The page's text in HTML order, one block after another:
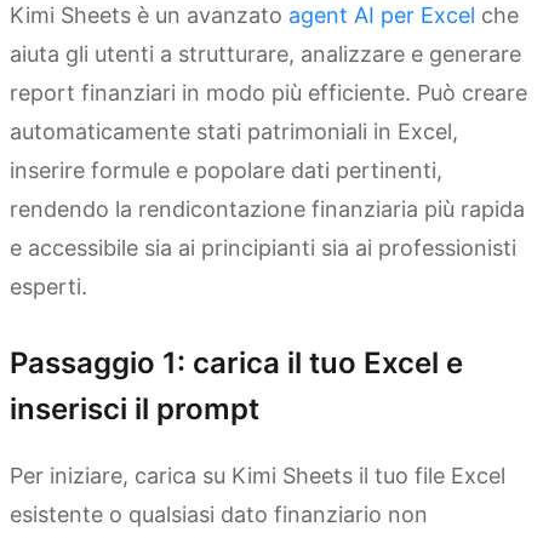
Kimi Sheets è un avanzato agent AI per Excel che
aiuta gli utenti a strutturare, analizzare e generare
report finanziari in modo più efficiente. Può creare
automaticamente stati patrimoniali in Excel,
inserire formule e popolare dati pertinenti,
rendendo la rendicontazione finanziaria più rapida
e accessibile sia ai principianti sia ai professionisti
esperti.
Passaggio 1: carica il tuo Excel e
inserisci il prompt
Per iniziare, carica su Kimi Sheets il tuo file Excel
esistente o qualsiasi dato finanziario non